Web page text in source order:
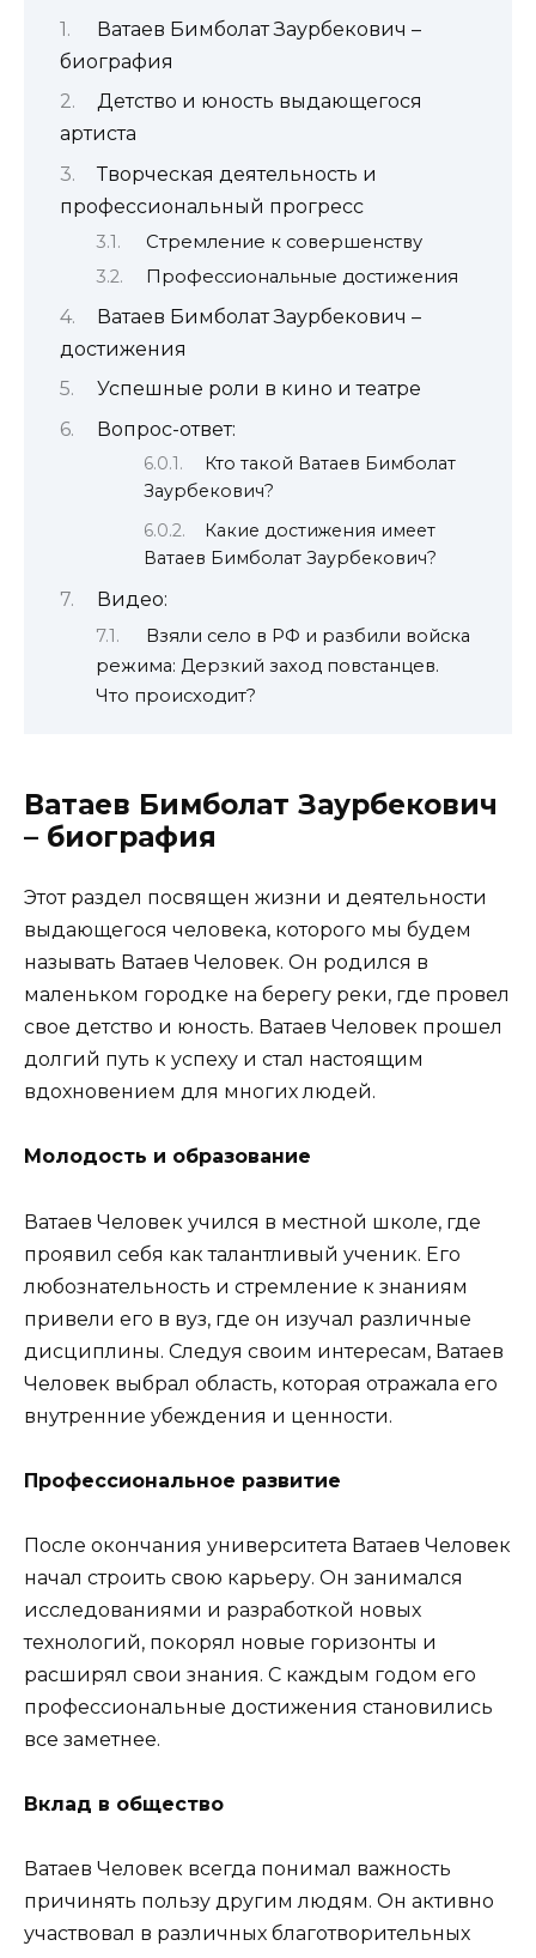
Ватаев Бимболат Заурбекович –
биография
Детство и юность выдающегося
артиста
Творческая деятельность и
профессиональный прогресс
Стремление к совершенству
Профессиональные достижения
Ватаев Бимболат Заурбекович –
достижения
Успешные роли в кино и театре
Вопрос-ответ:
Кто такой Ватаев Бимболат
Заурбекович?
Какие достижения имеет
Ватаев Бимболат Заурбекович?
Видео:
Взяли село в РФ и разбили войска
режима: Дерзкий заход повстанцев.
Что происходит?
Ватаев Бимболат Заурбекович
– биография
Этот раздел посвящен жизни и деятельности
выдающегося человека, которого мы будем
называть Ватаев Человек. Он родился в
маленьком городке на берегу реки, где провел
свое детство и юность. Ватаев Человек прошел
долгий путь к успеху и стал настоящим
вдохновением для многих людей.
Молодость и образование
Ватаев Человек учился в местной школе, где
проявил себя как талантливый ученик. Его
любознательность и стремление к знаниям
привели его в вуз, где он изучал различные
дисциплины. Следуя своим интересам, Ватаев
Человек выбрал область, которая отражала его
внутренние убеждения и ценности.
Профессиональное развитие
После окончания университета Ватаев Человек
начал строить свою карьеру. Он занимался
исследованиями и разработкой новых
технологий, покорял новые горизонты и
расширял свои знания. С каждым годом его
профессиональные достижения становились
все заметнее.
Вклад в общество
Ватаев Человек всегда понимал важность
причинять пользу другим людям. Он активно
участвовал в различных благотворительных